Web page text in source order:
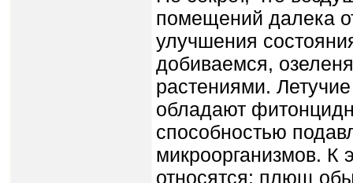
помещений далека
улучшения
добиваемся,
растениями.
обладают
способностью
микроорганизмов. К
относятся: плющ